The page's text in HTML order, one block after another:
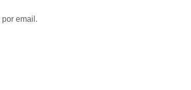
por email.